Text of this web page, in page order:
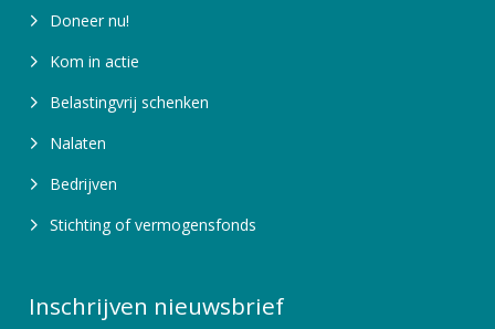
Doneer nu!
Kom in actie
Belastingvrij schenken
Nalaten
Bedrijven
Stichting of vermogensfonds
Inschrijven nieuwsbrief